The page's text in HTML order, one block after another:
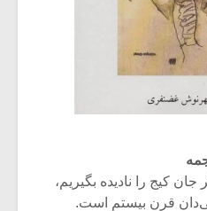
جان کیج را نادیده بگیریم،
قرن بیستم است.